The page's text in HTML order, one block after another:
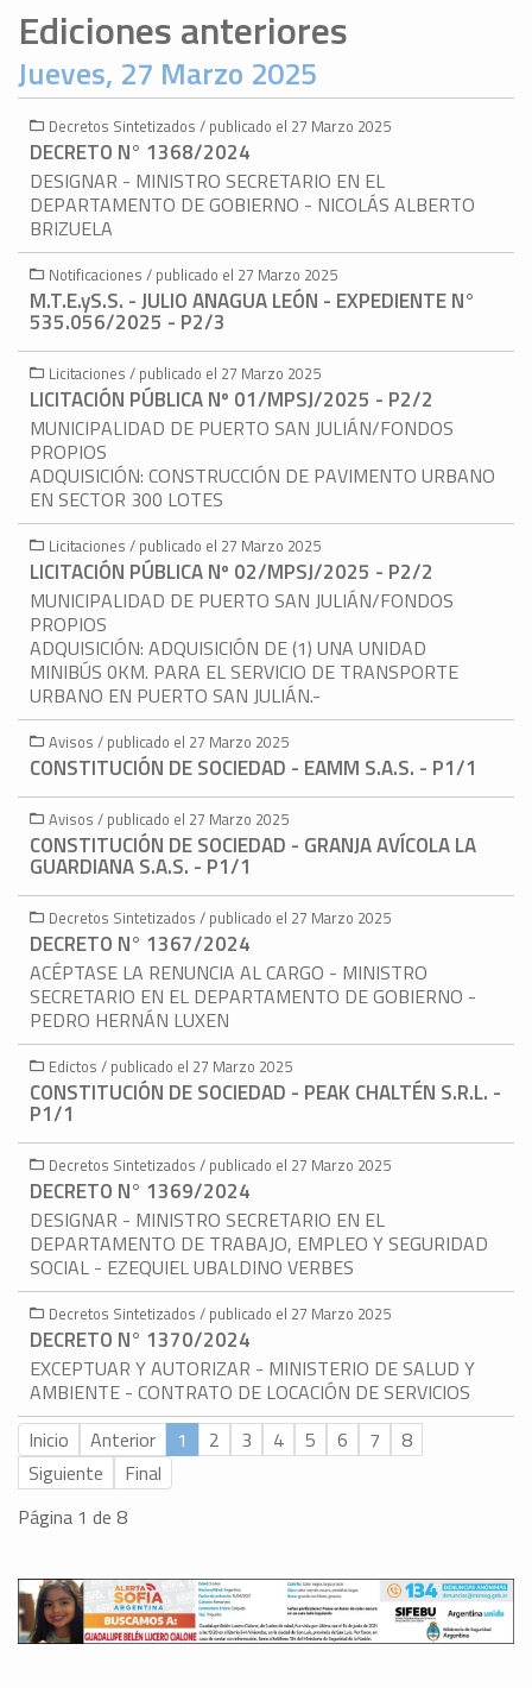
Ediciones anteriores
Jueves, 27 Marzo 2025
Decretos Sintetizados / publicado el 27 Marzo 2025
DECRETO N° 1368/2024
DESIGNAR - MINISTRO SECRETARIO EN EL
DEPARTAMENTO DE GOBIERNO - NICOLÁS ALBERTO
BRIZUELA
Notificaciones / publicado el 27 Marzo 2025
M.T.E.yS.S. - JULIO ANAGUA LEÓN - EXPEDIENTE N°
535.056/2025 - P2/3
Licitaciones / publicado el 27 Marzo 2025
LICITACIÓN PÚBLICA Nº 01/MPSJ/2025 - P2/2
MUNICIPALIDAD DE PUERTO SAN JULIÁN/FONDOS
PROPIOS
ADQUISICIÓN: CONSTRUCCIÓN DE PAVIMENTO URBANO
EN SECTOR 300 LOTES
Licitaciones / publicado el 27 Marzo 2025
LICITACIÓN PÚBLICA Nº 02/MPSJ/2025 - P2/2
MUNICIPALIDAD DE PUERTO SAN JULIÁN/FONDOS
PROPIOS
ADQUISICIÓN: ADQUISICIÓN DE (1) UNA UNIDAD
MINIBÚS 0KM. PARA EL SERVICIO DE TRANSPORTE
URBANO EN PUERTO SAN JULIÁN.-
Avisos / publicado el 27 Marzo 2025
CONSTITUCIÓN DE SOCIEDAD - EAMM S.A.S. - P1/1
Avisos / publicado el 27 Marzo 2025
CONSTITUCIÓN DE SOCIEDAD - GRANJA AVÍCOLA LA
GUARDIANA S.A.S. - P1/1
Decretos Sintetizados / publicado el 27 Marzo 2025
DECRETO N° 1367/2024
ACÉPTASE LA RENUNCIA AL CARGO - MINISTRO
SECRETARIO EN EL DEPARTAMENTO DE GOBIERNO -
PEDRO HERNÁN LUXEN
Edictos / publicado el 27 Marzo 2025
CONSTITUCIÓN DE SOCIEDAD - PEAK CHALTÉN S.R.L. -
P1/1
Decretos Sintetizados / publicado el 27 Marzo 2025
DECRETO N° 1369/2024
DESIGNAR - MINISTRO SECRETARIO EN EL
DEPARTAMENTO DE TRABAJO, EMPLEO Y SEGURIDAD
SOCIAL - EZEQUIEL UBALDINO VERBES
Decretos Sintetizados / publicado el 27 Marzo 2025
DECRETO N° 1370/2024
EXCEPTUAR Y AUTORIZAR - MINISTERIO DE SALUD Y
AMBIENTE - CONTRATO DE LOCACIÓN DE SERVICIOS
Inicio
Anterior 1 2 3 4 5 6 7
8
Siguiente
Final
Página 1 de 8